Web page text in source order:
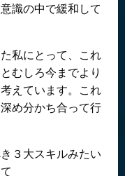
識の中で緩和して
私にとって、これ
むしろ今までより
えています。これ
め分かち合って行
３大スキルみたい